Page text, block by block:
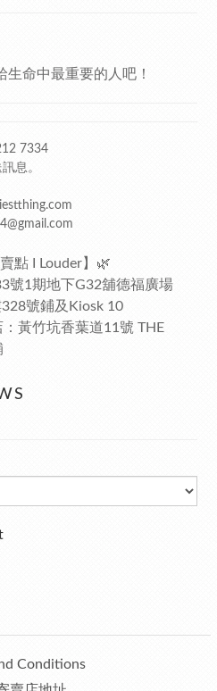
命中最重要的人吧！
7334
息。
點 I Louder】🌿
號1期地下G32舖德福廣場
號鋪及Kiosk 10
黃竹坑香葉道11號 THE
Conditions